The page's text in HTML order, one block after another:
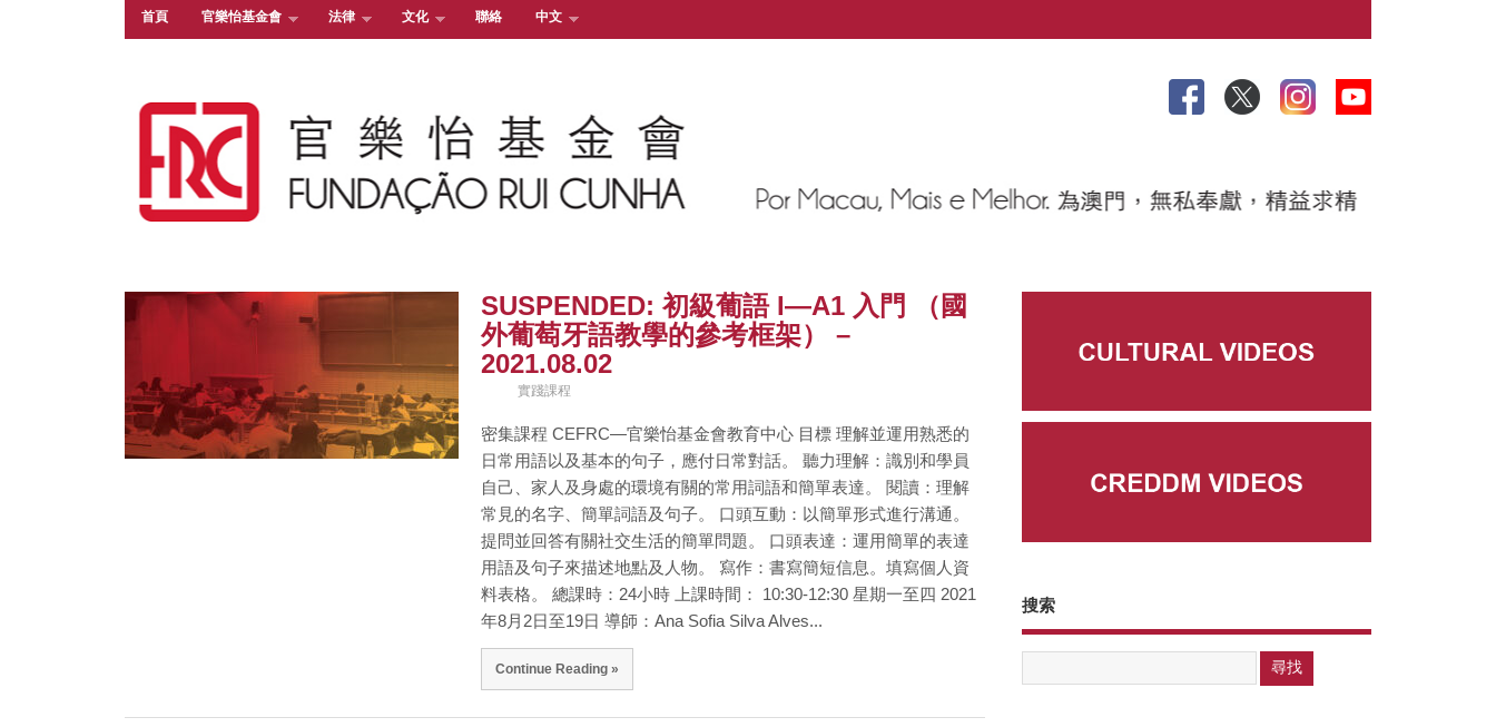
首頁 官樂怡基金會 法律 文化 聯絡 中文
SUSPENDED: 初級葡語 I—A1 入門 （國
外葡萄牙語教學的參考框架） –
2021.08.02
實踐課程
密集課程 CEFRC—官樂怡基金會教育中心 目標 理解並運用熟悉的
日常用語以及基本的句子，應付日常對話。 聽力理解：識別和學員
自己、家人及身處的環境有關的常用詞語和簡單表達。 閱讀：理解
常見的名字、簡單詞語及句子。 口頭互動：以簡單形式進行溝通。
提問並回答有關社交生活的簡單問題。 口頭表達：運用簡單的表達
用語及句子來描述地點及人物。 寫作：書寫簡短信息。填寫個人資
料表格。 總課時：24小時 上課時間： 10:30-12:30 星期一至四 2021
年8月2日至19日 導師：Ana Sofia Silva Alves...
Continue Reading »
搜索